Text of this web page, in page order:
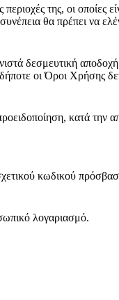
της, οι οποίες
θα πρέπει να
δεσμευτική
οι Όροι Χρήσης
κατά την
κωδικού
λογαριασμό.